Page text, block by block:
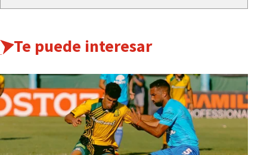
Te puede interesar